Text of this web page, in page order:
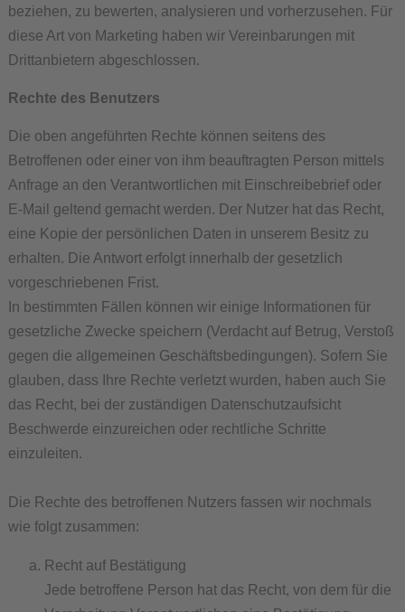
beziehen, zu bewerten, analysieren und vorherzusehen. Für
diese Art von Marketing haben wir Vereinbarungen mit
Drittanbietern abgeschlossen.
Rechte des Benutzers
Die oben angeführten Rechte können seitens des
Betroffenen oder einer von ihm beauftragten Person mittels
Anfrage an den Verantwortlichen mit Einschreibebrief oder
E-Mail geltend gemacht werden. Der Nutzer hat das Recht,
eine Kopie der persönlichen Daten in unserem Besitz zu
erhalten. Die Antwort erfolgt innerhalb der gesetzlich
vorgeschriebenen Frist.
In bestimmten Fällen können wir einige Informationen für
gesetzliche Zwecke speichern (Verdacht auf Betrug, Verstoß
gegen die allgemeinen Geschäftsbedingungen). Sofern Sie
glauben, dass Ihre Rechte verletzt wurden, haben auch Sie
das Recht, bei der zuständigen Datenschutzaufsicht
Beschwerde einzureichen oder rechtliche Schritte
einzuleiten.
Die Rechte des betroffenen Nutzers fassen wir nochmals
wie folgt zusammen:
Recht auf Bestätigung
Jede betroffene Person hat das Recht, von dem für die